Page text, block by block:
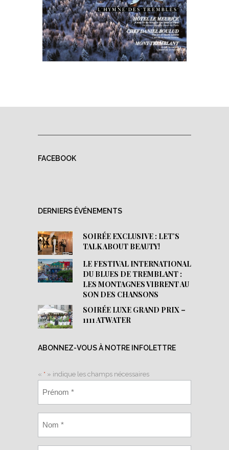
FACEBOOK
DERNIERS ÉVÉNEMENTS
SOIRÉE EXCLUSIVE : LET’S
TALK ABOUT BEAUTY!
LE FESTIVAL INTERNATIONAL
DU BLUES DE TREMBLANT :
LES MONTAGNES VIBRENT AU
SON DES CHANSONS
SOIRÉE LUXE GRAND PRIX –
1111 ATWATER
ABONNEZ-VOUS À NOTRE INFOLETTRE
« * » indique les champs nécessaires